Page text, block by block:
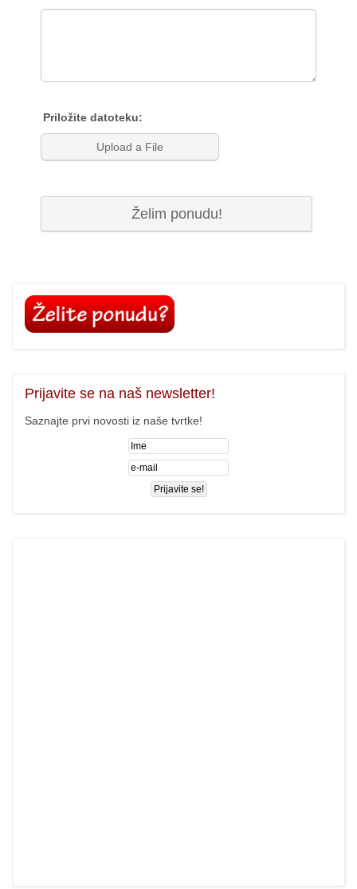
Prijavite se na naš newsletter!
Saznajte prvi novosti iz naše tvrtke!